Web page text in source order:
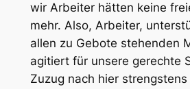
wir Arbeiter hätten keine
mehr. Also, Arbeiter,
allen zu Gebote stehenden
agitiert für unsere gerechte
Zuzug nach hier strengstens